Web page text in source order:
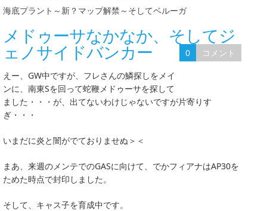
海底プラント～新？マップ解禁～そしてベルーガ
メドゥーサなかなか、そしてジ
ェノサイドバンカー 0
コメント
えー、GW中ですが、フレさんの鱗探しをメイ
ンに、南東Sを回って蛇鞭メドゥーサを探して
ました・・・が、出てないわけじゃないですが片寄りす
ぎ・・・
いまだに炎と闇がでておりませぬ＞＜
まあ、来週のメンテでのGASに向けて、でかフィアナはAP30を
ためた時点で封印しました。
そして、キャス子を育成中です。